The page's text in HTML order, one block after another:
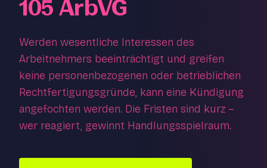
105 ArbVG
Werden wesentliche Interessen des
Arbeitnehmers beeinträchtigt und greifen
keine personenbezogenen oder betrieblichen
Rechtfertigungsgründe, kann eine Kündigung
angefochten werden. Die Fristen sind kurz –
wer reagiert, gewinnt Handlungsspielraum.